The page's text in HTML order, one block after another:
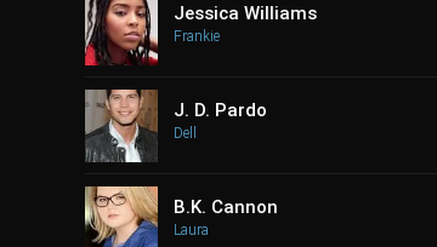
Jessica Williams
Frankie
J. D. Pardo
Dell
B.K. Cannon
Laura